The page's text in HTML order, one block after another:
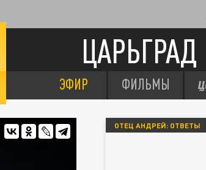
ЦАРЬГРАД
ЭФИР ФИЛЬМЫ
ОТЕЦ АНДРЕЙ: ОТВЕТЫ